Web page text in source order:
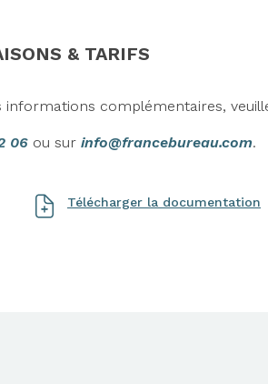
& TARIFS
informations complémentaires,
06 ou sur info@francebureau.com.
Télécharger la documentation